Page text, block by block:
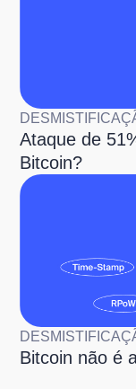
Ataque de
Bitcoin?
Bitcoin não é